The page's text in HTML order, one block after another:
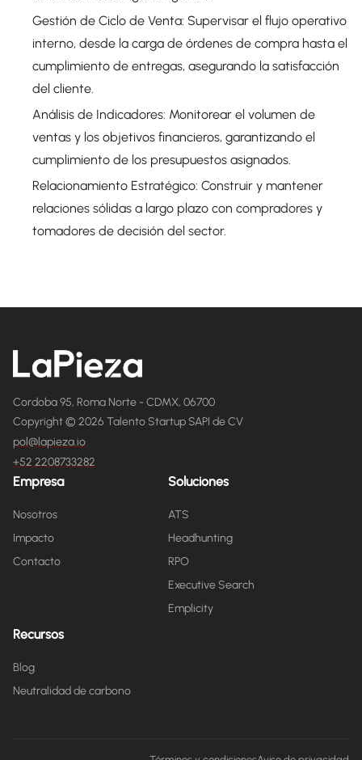
Gestión de Ciclo de Venta: Supervisar el flujo operativo
interno, desde la carga de órdenes de compra hasta el
cumplimiento de entregas, asegurando la satisfacción
del cliente.
Análisis de Indicadores: Monitorear el volumen de
ventas y los objetivos financieros, garantizando el
cumplimiento de los presupuestos asignados.
Relacionamiento Estratégico: Construir y mantener
relaciones sólidas a largo plazo con compradores y
tomadores de decisión del sector.
Cordoba 95, Roma Norte - CDMX, 06700
Copyright © 2026 Talento Startup SAPI de CV
pol@lapieza.io
+52 2208733282
Empresa
Nosotros
Impacto
Contacto
Soluciones
ATS
Headhunting
RPO
Executive Search
Emplicity
Recursos
Blog
Neutralidad de carbono